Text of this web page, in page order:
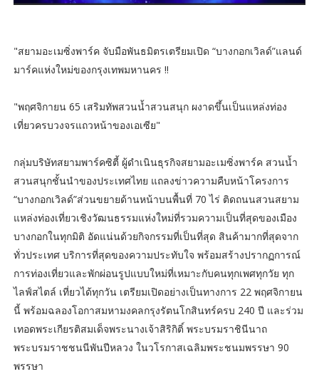
"สยามอะเมซิ่งพาร์ค จับมือพันธมิตรเตรียมเปิด “บางกอกเวิลด์”แลนด์
มาร์คแห่งใหม่ของกรุงเทพมหานคร !!
"พฤศจิกายน 65 เสริมทัพสวนน้ำสวนสนุก ผงาดขึ้นเป็นแหล่งท่อง
เที่ยวครบวงจรแถวหน้าของเอเซีย"
กลุ่มบริษัทสยามพาร์คซิตี้ ผู้ดำเนินธุรกิจสยามอะเมซิ่งพาร์ค สวนน้ำ
สวนสนุกชั้นนำของประเทศไทย แถลงข่าวความคืบหน้าโครงการ
“บางกอกเวิลด์”ส่วนขยายด้านหน้าบนพื้นที่ 70 ไร่ ติดถนนสวนสยาม
แหล่งท่องเที่ยวเชิงวัฒนธรรมแห่งใหม่ที่รวมความเป็นที่สุดของเมือง
บางกอกในทุกมิติ อัดแน่นด้วยกิจกรรมที่เป็นที่สุด สินค้ามากที่สุดจาก
ทั่วประเทศ บริการที่สุดของความประทับใจ พร้อมสร้างปรากฏการณ์
การท่องเที่ยวและพักผ่อนรูปแบบใหม่ที่เหมาะกับคนทุกเพศทุกวัย ทุก
ไลฟ์สไตล์ เที่ยวได้ทุกวัน เตรียมเปิดอย่างเป็นทางการ 22 พฤศจิกายน
นี้ พร้อมฉลองโอกาสมหามงคลกรุงรัตนโกสินทร์ครบ 240 ปี และร่วม
เทอดพระเกียรติสมเด็จพระนางเจ้าสิริกิติ์ พระบรมราชินีนาถ
พระบรมราชชนนีพันปีหลวง ในวโรกาสเฉลิมพระชนมพรรษา 90
พรรษา